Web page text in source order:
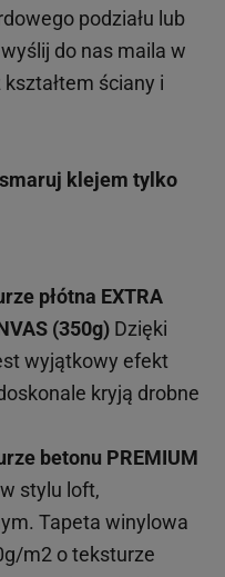
podziału lub
do nas maila w
ściany i
klejem tylko
płótna EXTRA
(350g) Dzięki
wyjątkowy efekt
kryją drobne
betonu PREMIUM
stylu loft,
Tapeta winylowa
m2 o teksturze